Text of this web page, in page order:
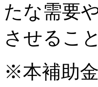
たな需要
させるこ
※本補助